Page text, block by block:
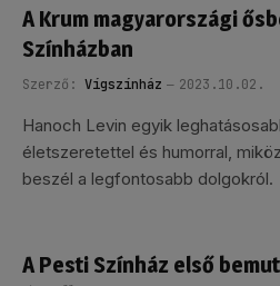
A Krum magyarországi
Színházban
Szerző: Vígszínház 2023.10.02.
Hanoch Levin egyik
életszeretettel és humorral,
beszél a legfontosabb dolgokról.
A Pesti Színház első